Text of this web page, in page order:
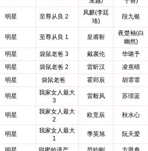
明星 至尊从良 2
凤麒(李廷
珞)
段九银
明星 至尊从良 1 皇甫靳
夜楚袖(白
幽然)
明星 袋鼠老爸 3 戴襄伦 华璐予
明星 袋鼠老爸 2 雷昕汉 凌熹晴
明星 袋鼠老爸 霍郢辰 胡霏霏
明星
我家女人最大
3
雷毅风 苏璟蓝
明星
我家女人最大
2
欧竞辰 秋水心
明星
我家女人最大
1
季英旭 阮天爱